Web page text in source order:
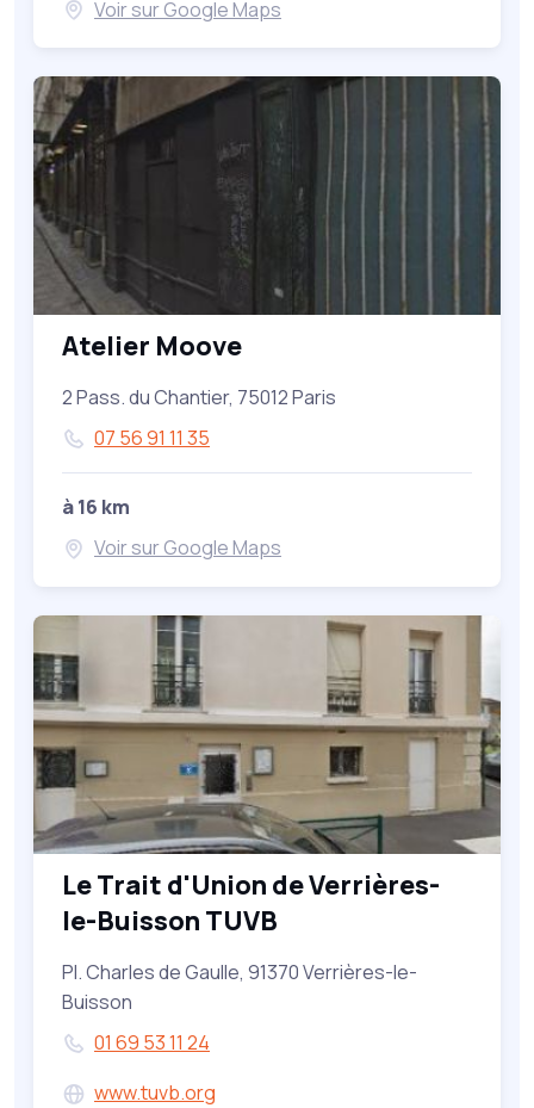
Voir sur Google Maps
Atelier Moove
2 Pass. du Chantier, 75012 Paris
07 56 91 11 35
à 16 km
Voir sur Google Maps
Le Trait d'Union de Verrières-
le-Buisson TUVB
Pl. Charles de Gaulle, 91370 Verrières-le-
Buisson
01 69 53 11 24
www.tuvb.org